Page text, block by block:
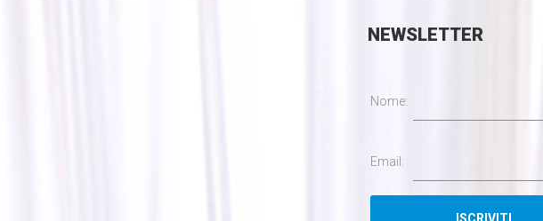
NEWSLETTER
Nome:
Email: